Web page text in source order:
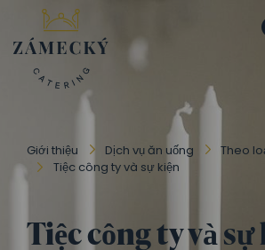
Giới thiệu Dịch vụ ăn uống
Theo
Tiệc công ty và sự kiện
Tiệc công ty và